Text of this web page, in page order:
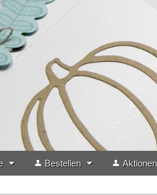
Bestellen Aktionen